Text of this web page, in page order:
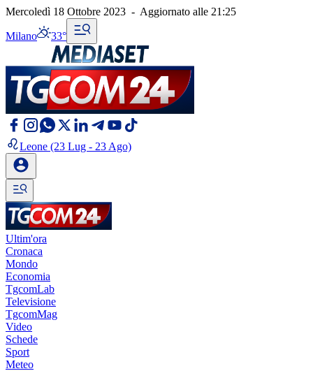
Mercoledì 18 Ottobre 2023 - Aggiornato alle 21:25
Milano 33°
Leone (23 Lug - 23 Ago)
Ultim'ora
Cronaca
Mondo
Economia
TgcomLab
Televisione
TgcomMag
Video
Schede
Sport
Meteo